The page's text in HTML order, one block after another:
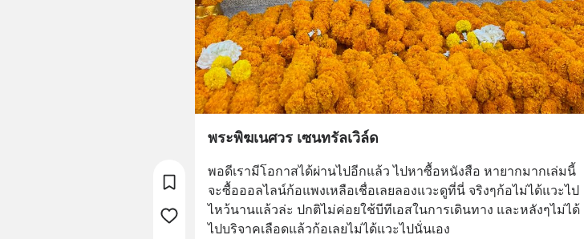
พระพิฆเนศวร เซนทรัลเวิล์ด
พอดีเรามีโอกาสได้ผ่านไปอีกแล้ว ไปหาซื้อหนังสือ หายากมากเล่มนี้
จะซื้อออลไลน์ก้อแพงเหลือเชื่อเลยลองแวะดูที่นี่ จริงๆก้อไม่ได้แวะไป
ไหว้นานแล้วล่ะ ปกติไม่ค่อยใช้บีทีเอสในการเดินทาง และหลังๆไม่ได้
ไปบริจาคเลือดแล้วก้อเลยไม่ได้แวะไปนั่นเอง